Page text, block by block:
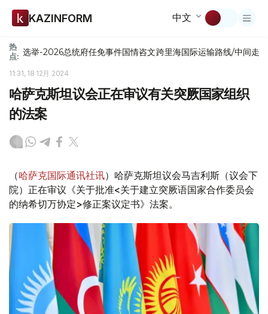
KAZINFORM 中文
热
点: 选举-2026总统府任免事件国情咨文跨里海国际运输路线/中间走廊
11:31, 18 12月 2024
哈萨克斯坦议会正在审议有关突厥国家组织
的法案
（哈萨克国际通讯社讯）哈萨克斯坦议会马吉利斯（议会下
院）正在审议《关于批准<关于建立突厥语国家合作委员会
的纳希切万协定>修正案议定书》法案。